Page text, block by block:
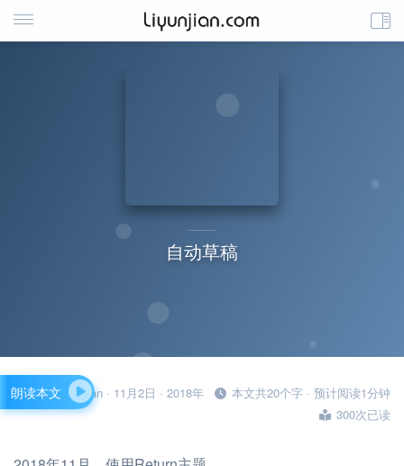
自动草稿
liyunjian · 11月2日 · 2018年
本文共20个字 · 预计阅读1分钟
300次已读
朗读本文